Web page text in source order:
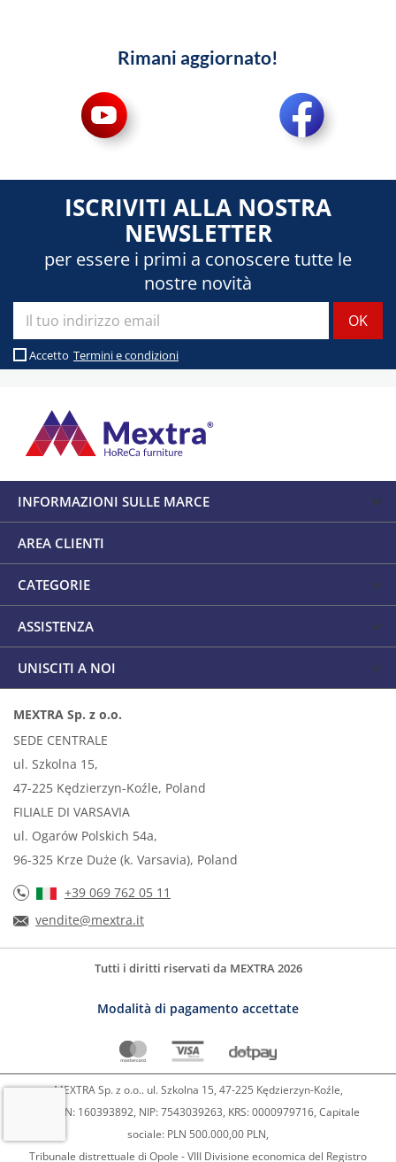
Rimani aggiornato!
ISCRIVITI ALLA NOSTRA
NEWSLETTER
per essere i primi a conoscere tutte le
nostre novità
Accetto Termini e condizioni
INFORMAZIONI SULLE MARCE
AREA CLIENTI
CATEGORIE
ASSISTENZA
UNISCITI A NOI
MEXTRA Sp. z o.o.
SEDE CENTRALE
ul. Szkolna 15,
47-225 Kędzierzyn-Koźle, Poland
FILIALE DI VARSAVIA
ul. Ogarów Polskich 54a,
96-325 Krze Duże (k. Varsavia), Poland
+39 069 762 05 11
vendite@mextra.it
Tutti i diritti riservati da MEXTRA 2026
Modalità di pagamento accettate
MEXTRA Sp. z o.o.. ul. Szkolna 15, 47-225 Kędzierzyn-Koźle,
REGON: 160393892, NIP: 7543039263, KRS: 0000979716, Capitale
sociale: PLN 500.000,00 PLN,
Tribunale distrettuale di Opole - VIII Divisione economica del Registro